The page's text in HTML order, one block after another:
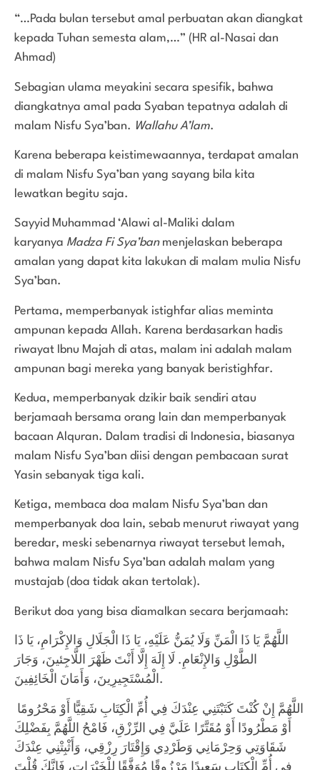
“…Pada bulan tersebut amal perbuatan akan diangkat
kepada Tuhan semesta alam,…” (HR al-Nasai dan
Ahmad)
Sebagian ulama meyakini secara spesifik, bahwa
diangkatnya amal pada Syaban tepatnya adalah di
malam Nisfu Sya’ban. Wallahu A’lam.
Karena beberapa keistimewaannya, terdapat amalan
di malam Nisfu Sya’ban yang sayang bila kita
lewatkan begitu saja.
Sayyid Muhammad ‘Alawi al-Maliki dalam
karyanya Madza Fi Sya’banmenjelaskan beberapa
amalan yang dapat kita lakukan di malam mulia Nisfu
Sya’ban.
Pertama, memperbanyak istighfar alias meminta
ampunan kepada Allah. Karena berdasarkan hadis
riwayat Ibnu Majah di atas, malam ini adalah malam
ampunan bagi mereka yang banyak beristighfar.
Kedua, memperbanyak dzikir baik sendiri atau
berjamaah bersama orang lain dan memperbanyak
bacaan Alquran. Dalam tradisi di Indonesia, biasanya
malam Nisfu Sya’ban diisi dengan pembacaan surat
Yasin sebanyak tiga kali.
Ketiga, membaca doa malam Nisfu Sya’ban dan
memperbanyak doa lain, sebab menurut riwayat yang
beredar, meski sebenarnya riwayat tersebut lemah,
bahwa malam Nisfu Sya’ban adalah malam yang
mustajab (doa tidak akan tertolak).
Berikut doa yang bisa diamalkan secara berjamaah:
اللَّهُمَّ يَا ذَا الْمَنِّ وَلَا يُمَنُّ عَلَيْهِ، يَا ذَا الْجَلَالِ وَالإِكْرَامِ، يَا ذَا
الطَّوْلِ وَالإِنْعَامِ. لَا إِلَهَ إِلَّا أَنْتَ ظَهْرَ اللَّاجِئينَ، وَجَارَ
الْمُسْتَجِيرِينَ، وَأَمَانَ الْخَائِفِينَ.
أَوْ مَطْرُودًا أَوْ مُقَتَّرًا عَلَيَّ فِي الرِّزْقِ، فَامْحُ اللَّهُمَّ بِفَضْلِكَ
شَقَاوَتِي وَحِرْمَانِي وَطَرْدِي وَإِقْتَارَ رِزْقِي، وَأَثْبِتْنِي عِنْدَكَ
فِي أُمِّ الْكِتَابِ سَعِيدًا مَرْزُوقًا مُوَفَّقًا لِلْخَيْرَاتِ، فَإِنَّكَ قُلْتَ